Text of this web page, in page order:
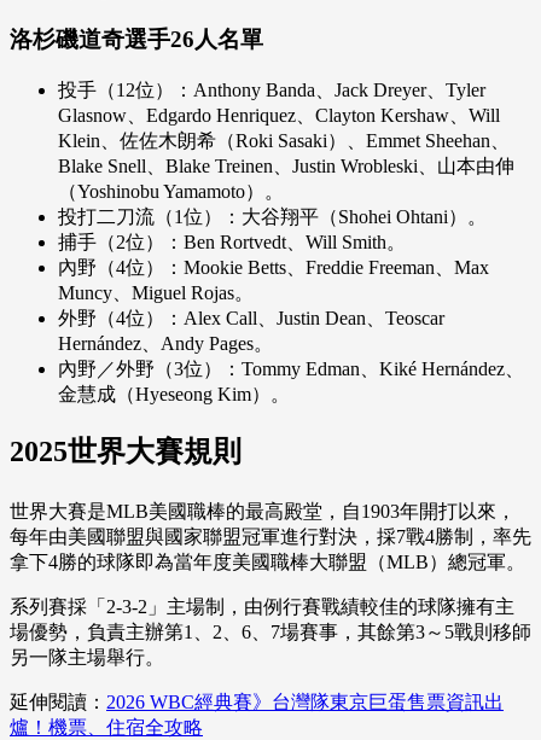
洛杉磯道奇選手26人名單
投手（12位）：Anthony Banda、Jack Dreyer、Tyler
Glasnow、Edgardo Henriquez、Clayton Kershaw、Will
Klein、佐佐木朗希（Roki Sasaki）、Emmet Sheehan、
Blake Snell、Blake Treinen、Justin Wrobleski、山本由伸
（Yoshinobu Yamamoto）。
投打二刀流（1位）：大谷翔平（Shohei Ohtani）。
捕手（2位）：Ben Rortvedt、Will Smith。
內野（4位）：Mookie Betts、Freddie Freeman、Max
Muncy、Miguel Rojas。
外野（4位）：Alex Call、Justin Dean、Teoscar
Hernández、Andy Pages。
內野／外野（3位）：Tommy Edman、Kiké Hernández、
金慧成（Hyeseong Kim）。
2025世界大賽規則
世界大賽是MLB美國職棒的最高殿堂，自1903年開打以來，
每年由美國聯盟與國家聯盟冠軍進行對決，採7戰4勝制，率先
拿下4勝的球隊即為當年度美國職棒大聯盟（MLB）總冠軍。
系列賽採「2-3-2」主場制，由例行賽戰績較佳的球隊擁有主
場優勢，負責主辦第1、2、6、7場賽事，其餘第3～5戰則移師
另一隊主場舉行。
延伸閱讀： 2026 WBC經典賽》台灣隊東京巨蛋售票資訊出
爐！機票、住宿全攻略